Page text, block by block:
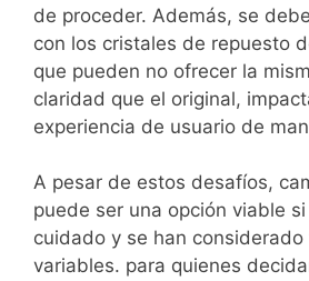
de proceder. Además, se
con los cristales de repuesto
que pueden no ofrecer la
claridad que el original,
experiencia de usuario de
A pesar de estos desafíos,
puede ser una opción viable
cuidado y se han considerado
variables. para quienes